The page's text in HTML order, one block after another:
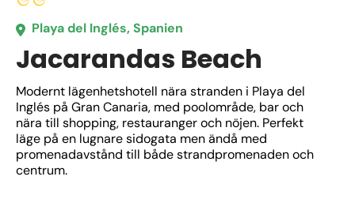
Playa del Inglés, Spanien
Jacarandas Beach
Modernt lägenhetshotell nära stranden i Playa del
Inglés på Gran Canaria, med poolområde, bar och
nära till shopping, restauranger och nöjen. Perfekt
läge på en lugnare sidogata men ändå med
promenadavstånd till både strandpromenaden och
centrum.